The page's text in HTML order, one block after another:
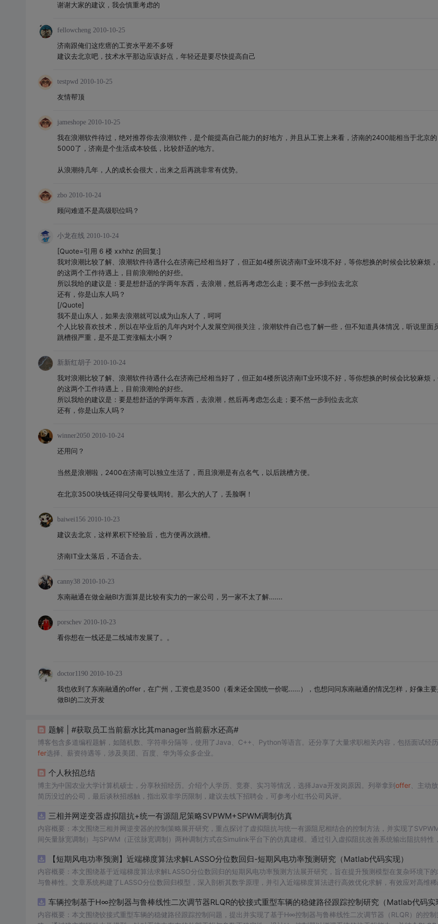
谢谢大家的建议，我会慎重考虑的
fellowcheng 2010-10-25
济南跟俺们这疙瘩的工资水平差不多呀
建议去北京吧，技术水平那边应该好点，年轻还是要尽快提高自己
testpwd 2010-10-25
友情帮顶
jameshope 2010-10-25
我在浪潮软件待过，绝对推荐你去浪潮软件，是个能提高自己能力的好地方，并且从工资上来看，济南的2400能相当于北京的
5000了，济南是个生活成本较低，比较舒适的地方。
从浪潮待几年，人的成长会很大，出来之后再跳非常有优势。
zbo 2010-10-24
顾问难道不是高级职位吗？
小龙在线 2010-10-24
[Quote=引用 6 楼 xxhhz 的回复:]
我对浪潮比较了解、浪潮软件待遇什么在济南已经相当好了，但正如4楼所说济南IT业环境不好，等你想换的时候会比较麻烦
的这两个工作待遇上，目前浪潮给的好些。
所以我给的建议是：要是想舒适的学两年东西，去浪潮，然后再考虑怎么走；要不然一步到位去北京
还有，你是山东人吗？
[/Quote]
我不是山东人，如果去浪潮就可以成为山东人了，呵呵
个人比较喜欢技术，所以在毕业后的几年内对个人发展空间很关注，浪潮软件自己也了解一些，但不知道具体情况，听说里面
跳槽很严重，是不是工资涨幅太小啊？
新新红胡子 2010-10-24
我对浪潮比较了解、浪潮软件待遇什么在济南已经相当好了，但正如4楼所说济南IT业环境不好，等你想换的时候会比较麻烦
的这两个工作待遇上，目前浪潮给的好些。
所以我给的建议是：要是想舒适的学两年东西，去浪潮，然后再考虑怎么走；要不然一步到位去北京
还有，你是山东人吗？
winner2050 2010-10-24
还用问？
当然是浪潮啦，2400在济南可以独立生活了，而且浪潮是有点名气，以后跳槽方便。
在北京3500块钱还得问父母要钱周转。那么大的人了，丢脸啊！
baiwei156 2010-10-23
建议去北京，这样累积下经验后，也方便再次跳槽。
济南IT业太落后，不适合去。
canny38 2010-10-23
东南融通在做金融BI方面算是比较有实力的一家公司，另一家不太了解.......
porschev 2010-10-23
看你想在一线还是二线城市发展了。。
doctor1190 2010-10-23
我也收到了东南融通的offer，在广州，工资也是3500（看来还全国统一价呢......），也想问问东南融通的情况怎样，好像主
做BI的二次开发
题解 | #获取员工当前薪水比其manager当前薪水还高#
博客包含多道编程题解，如随机数、字符串分隔等，使用了Java、C++、Python等语言。还分享了大量求职相关内容，包括面试经
fer选择、薪资待遇等，涉及美团、百度、华为等众多企业。
个人秋招总结
博主为中国农业大学计算机硕士，分享秋招经历。介绍个人学历、竞赛、实习等情况，选择Java开发岗原因。列举拿到offer、主动
简历没过的公司，最后谈秋招感触，指出双非学历限制，建议去线下招聘会，可参考小红书公司风评。
三相并网逆变器虚拟阻抗+统一有源阻尼策略SVPWM+SPWM调制仿真
内容概要：本文围绕三相并网逆变器的控制策略展开研究，重点探讨了虚拟阻抗与统一有源阻尼相结合的控制方法，并实现了
间矢量脉宽调制）与SPWM（正弦脉宽调制）两种调制方式在Simulink平台下的仿真建模。通过引入虚拟阻抗改善系统输出阻抗特性
制策略的设计、调制算法的实现、动态响应分析及谐波抑制效果评估，同时拓展涉及正负序分离、中点电位平衡、DPWMA调制等关
术，构建了完整的高性能并网逆变器控制系统仿真体系。; 适合人群：适用于从事电力电子、新能源发电、智能电网及相关领域的研究生、
科研人员和工程技术人员，特别是具备三相并网逆变器控制理论基础并熟悉MATLAB/Simulink仿真环境的专业人士；; 使用场景及目标：
工作；③为企业研发高性能、高可靠性的并网逆变器产品提供先进的控制方案与技术原型支持；; 阅读建议：建议读者结合提供的Simulin
k模型文件进行实际操作与仿真验证，重点关注虚拟阻抗参数设计与有源阻尼的协同作用机制，深入理解不同调制策略对系统性能的
【短期风电功率预测】近端梯度算法求解LASSO分位数回归-短期风电功率预测研究（Matlab代码实现）
内容概要：本文围绕基于近端梯度算法求解LASSO分位数回归的短期风电功率预测方法展开研究，旨在提升预测模型在复杂环境下
与鲁棒性。文章系统构建了LASSO分位数回归模型，深入剖析其数学原理，并引入近端梯度算法进行高效优化求解，有效应对高维
能，结果表明其相较于传统方法具有更强的稳定性和准确性。此外，文档还整合了电力系统、机器学习、路径规划等多个领域的相关
方向与技术应用案例，突出该方法在新能源预测与智能优化中的广泛适用性与实践价值。; 适合人群：具备扎实的数学基础（如凸优化、统
车辆控制基于H∞控制器与鲁棒线性二次调节器RLQR的铰接式重型车辆的稳健路径跟踪控制研究（Matlab代码实
内容概要：本文围绕铰接式重型车辆的稳健路径跟踪控制问题，提出并实现了基于H∞控制器与鲁棒线性二次调节器（RLQR）的控制